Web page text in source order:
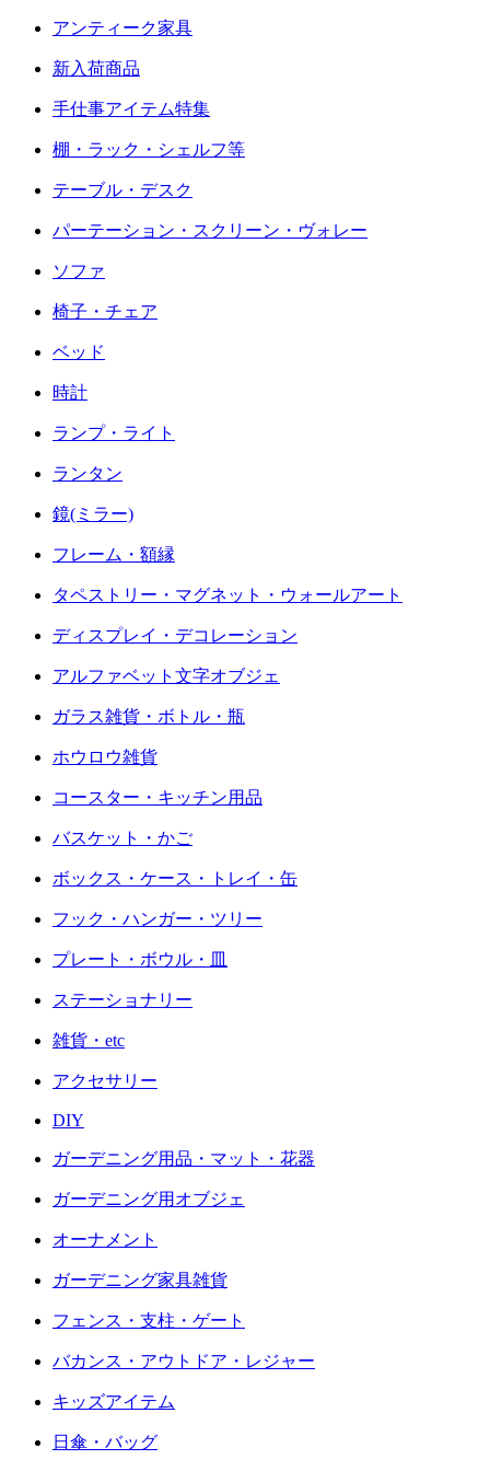
アンティーク家具
新入荷商品
手仕事アイテム特集
棚・ラック・シェルフ等
テーブル・デスク
パーテーション・スクリーン・ヴォレー
ソファ
椅子・チェア
ベッド
時計
ランプ・ライト
ランタン
鏡(ミラー)
フレーム・額縁
タペストリー・マグネット・ウォールアート
ディスプレイ・デコレーション
アルファベット文字オブジェ
ガラス雑貨・ボトル・瓶
ホウロウ雑貨
コースター・キッチン用品
バスケット・かご
ボックス・ケース・トレイ・缶
フック・ハンガー・ツリー
プレート・ボウル・皿
ステーショナリー
雑貨・etc
アクセサリー
DIY
ガーデニング用品・マット・花器
ガーデニング用オブジェ
オーナメント
ガーデニング家具雑貨
フェンス・支柱・ゲート
バカンス・アウトドア・レジャー
キッズアイテム
日傘・バッグ